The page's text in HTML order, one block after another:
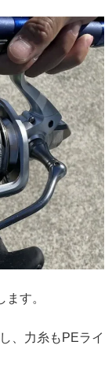
す。
、力糸もPEライ